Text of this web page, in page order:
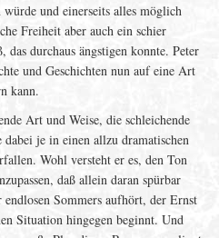
und einerseits alles möglich
Freiheit aber auch ein schier
das durchaus ängstigen konnte. Peter
und Geschichten nun auf eine Art
kann.
Art und Weise, die schleichende
je in einen allzu dramatischen
Wohl versteht er es, den Ton
daß allein daran spürbar
Sommers aufhört, der Ernst
Situation hingegen beginnt. Und